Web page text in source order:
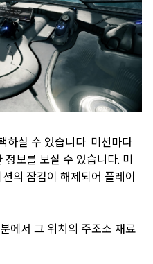
하실 수 있습니다. 미션마다
보를 보실 수 있습니다. 미
의 잠김이 해제되어 플레이
에서 그 위치의 주조소 재료